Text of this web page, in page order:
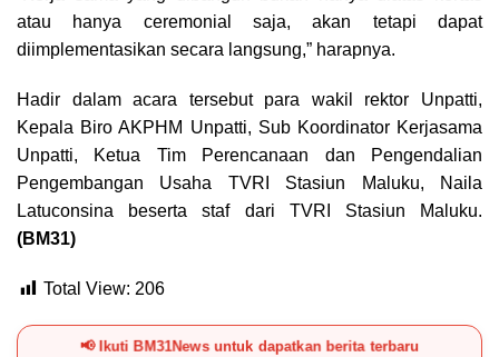
atau hanya ceremonial saja, akan tetapi dapat
diimplementasikan secara langsung,” harapnya.
Hadir dalam acara tersebut para wakil rektor Unpatti,
Kepala Biro AKPHM Unpatti, Sub Koordinator Kerjasama
Unpatti, Ketua Tim Perencanaan dan Pengendalian
Pengembangan Usaha TVRI Stasiun Maluku, Naila
Latuconsina beserta staf dari TVRI Stasiun Maluku.
(BM31)
Total View: 206
📢 Ikuti BM31News untuk dapatkan berita terbaru